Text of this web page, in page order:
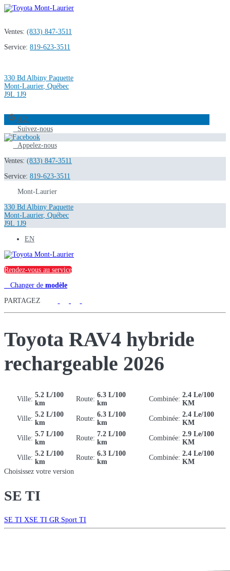
Ventes: (833) 847-3511
Service: 819-623-3511
330 Bd Albiny Paquette
Mont-Laurier, Québec
J9L 1J9
4.2
Suivez-nous
Appelez-nous
Ventes: (833) 847-3511
Service: 819-623-3511
Mont-Laurier
330 Bd Albiny Paquette
Mont-Laurier, Québec
J9L 1J9
EN
Rendez-vous au service
Changer de modèle
PARTAGEZ
Toyota RAV4 hybride
rechargeable 2026
Ville:
5.2 L/100
km
Route:
6.3 L/100
km
Combinée:
2.4 Le/100
KM
Ville:
5.2 L/100
km
Route:
6.3 L/100
km
Combinée:
2.4 Le/100
KM
Ville:
5.7 L/100
km
Route:
7.2 L/100
km
Combinée:
2.9 Le/100
KM
Ville:
5.2 L/100
km
Route:
6.3 L/100
km
Combinée:
2.4 Le/100
KM
Choisissez votre version
SE TI
SE TI XSE TI GR Sport TI